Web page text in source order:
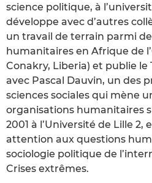
science politique, à
développe avec d’autres
un travail de terrain parmi
humanitaires en Afrique de
Conakry, Liberia) et publie
avec Pascal Dauvin, un des
sciences sociales qui mène
organisations humanitaires
2001 à l’Université de Lille
attention aux questions
sociologie politique de
Crises extrêmes.